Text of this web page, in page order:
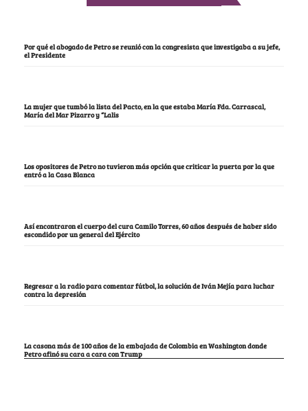
Por qué el abogado de Petro se reunió con la congresista que investigaba a su jefe,
el Presidente
La mujer que tumbó la lista del Pacto, en la que estaba María Fda. Carrascal,
María del Mar Pizarro y “Lalis
Los opositores de Petro no tuvieron más opción que criticar la puerta por la que
entró a la Casa Blanca
Así encontraron el cuerpo del cura Camilo Torres, 60 años después de haber sido
escondido por un general del Ejército
Regresar a la radio para comentar fútbol, la solución de Iván Mejía para luchar
contra la depresión
La casona más de 100 años de la embajada de Colombia en Washington donde
Petro afinó su cara a cara con Trump